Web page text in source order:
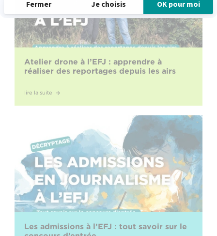
Atelier drone à l’EFJ : apprendre à
réaliser des reportages depuis les airs
lire la suite
Les admissions à l’EFJ : tout savoir sur le